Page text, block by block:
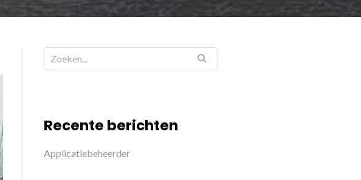
Zoeken naar:
Recente berichten
Applicatiebeheerder